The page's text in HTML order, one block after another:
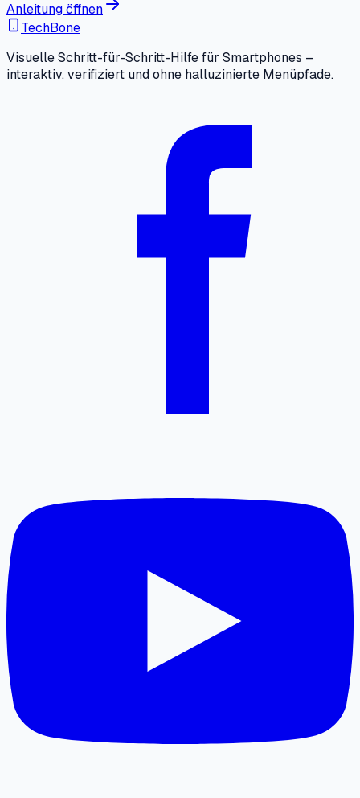
Anleitung öffnen
TechBone
Visuelle Schritt-für-Schritt-Hilfe für Smartphones –
interaktiv, verifiziert und ohne halluzinierte Menüpfade.